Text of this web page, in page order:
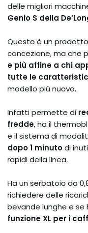
delle migliori
Genio S della
Questo è un
concezione, ma che
e più affine a chi
tutte le
modello più nuovo.
Infatti permette di
fredde, ha il
e il sistema di
dopo 1 minutodi
rapidi della linea.
Ha un serbatoio da
richiedere delle
bevande lunghe e
funzione XL per i